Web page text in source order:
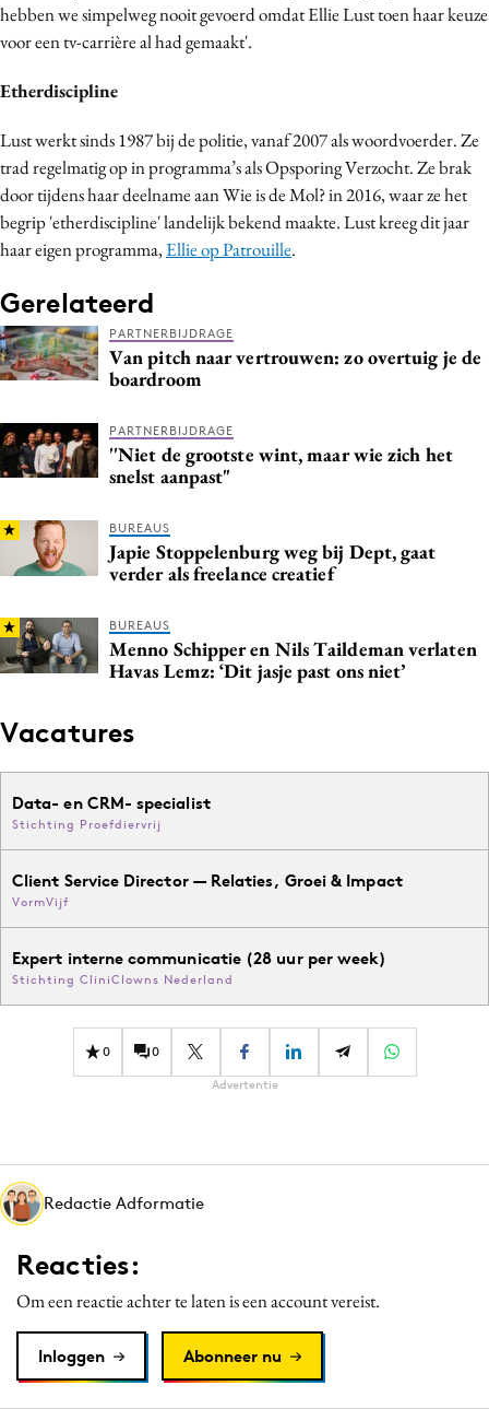
Media
Merkstrategie
PR
Purpose Marketing
Reputatie & crisis
hebben we simpelweg nooit gevoerd omdat Ellie Lust toen haar keuze
voor een tv-carrière al had gemaakt'.
Etherdiscipline
Lust werkt sinds 1987 bij de politie, vanaf 2007 als woordvoerder. Ze
trad regelmatig op in programma’s als Opsporing Verzocht. Ze brak
door tijdens haar deelname aan Wie is de Mol? in 2016, waar ze het
begrip 'etherdiscipline' landelijk bekend maakte. Lust kreeg dit jaar
haar eigen programma,Ellie op Patrouille.
Gerelateerd
PARTNERBIJDRAGE
Van pitch naar vertrouwen: zo overtuig je de
boardroom
PARTNERBIJDRAGE
''Niet de grootste wint, maar wie zich het
snelst aanpast"
BUREAUS
Japie Stoppelenburg weg bij Dept, gaat
verder als freelance creatief
BUREAUS
Menno Schipper en Nils Taildeman verlaten
Havas Lemz: ‘Dit jasje past ons niet’
Vacatures
Data- en CRM- specialist
Stichting Proefdiervrij
Client Service Director — Relaties, Groei & Impact
VormVijf
Expert interne communicatie (28 uur per week)
Stichting CliniClowns Nederland
0 0
Advertentie
Redactie Adformatie
Reacties:
Om een reactie achter te laten is een account vereist.
Inloggen Abonneer nu